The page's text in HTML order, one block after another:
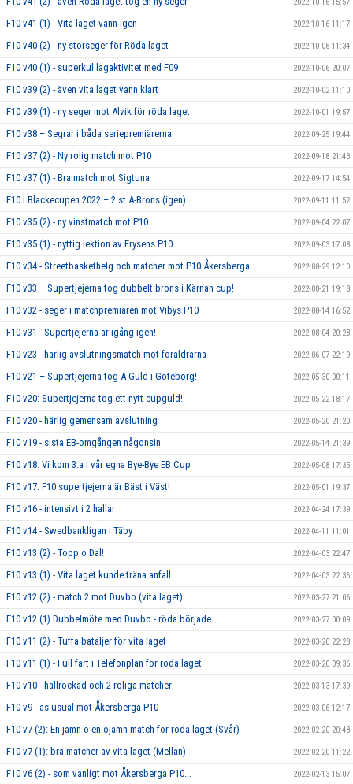
F10 v41 (1) - Vita laget vann igen 2022-10-16 11:17
F10 v40 (2) - ny storseger för Röda laget 2022-10-08 11:34
F10 v40 (1) - superkul lagaktivitet med F09 2022-10-06 20:07
F10 v39 (2) - även vita laget vann klart 2022-10-02 11:10
F10 v39 (1) - ny seger mot Alvik för röda laget 2022-10-01 19:57
F10 v38 – Segrar i båda seriepremiärerna 2022-09-25 19:44
F10 v37 (2) - Ny rolig match mot P10 2022-09-18 21:43
F10 v37 (1) - Bra match mot Sigtuna 2022-09-17 14:54
F10 i Blackecupen 2022 – 2 st A-Brons (igen) 2022-09-11 11:52
F10 v35 (2) - ny vinstmatch mot P10 2022-09-04 22:07
F10 v35 (1) - nyttig lektion av Frysens P10 2022-09-03 17:08
F10 v34 - Streetbaskethelg och matcher mot P10 Åkersberga 2022-08-29 12:10
F10 v33 – Supertjejerna tog dubbelt brons i Kärnan cup! 2022-08-21 19:18
F10 v32 - seger i matchpremiären mot Vibys P10 2022-08-14 16:52
F10 v31 - Supertjejerna är igång igen! 2022-08-04 20:28
F10 v23 - härlig avslutningsmatch mot föräldrarna 2022-06-07 22:19
F10 v21 – Supertjejerna tog A-Guld i Göteborg! 2022-05-30 00:11
F10 v20: Supertjejerna tog ett nytt cupguld! 2022-05-22 18:17
F10 v20 - härlig gemensam avslutning 2022-05-20 21:20
F10 v19 - sista EB-omgången någonsin 2022-05-14 21:39
F10 v18: Vi kom 3:a i vår egna Bye-Bye EB Cup 2022-05-08 17:35
F10 v17: F10 supertjejerna är Bäst i Väst! 2022-05-01 19:37
F10 v16 - intensivt i 2 hallar 2022-04-24 17:39
F10 v14 - Swedbankligan i Täby 2022-04-11 11:01
F10 v13 (2) - Topp o Dal! 2022-04-03 22:47
F10 v13 (1) - Vita laget kunde träna anfall 2022-04-03 22:36
F10 v12 (2) - match 2 mot Duvbo (vita laget) 2022-03-27 21:06
F10 v12 (1) Dubbelmöte med Duvbo - röda började 2022-03-27 00:09
F10 v11 (2) - Tuffa bataljer för vita laget 2022-03-20 22:28
F10 v11 (1) - Full fart i Telefonplan för röda laget 2022-03-20 09:36
F10 v10 - hallrockad och 2 roliga matcher 2022-03-13 17:39
F10 v9 - as usual mot Åkersberga P10 2022-03-06 12:17
F10 v7 (2): En jämn o en ojämn match för röda laget (Svår) 2022-02-20 20:48
F10 v7 (1): bra matcher av vita laget (Mellan) 2022-02-20 11:22
F10 v6 (2) - som vanligt mot Åkersberga P10... 2022-02-13 15:07